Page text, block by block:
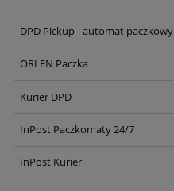
DPD Pickup - automat paczkowy
ORLEN Paczka
Kurier DPD
InPost Paczkomaty 24/7
InPost Kurier